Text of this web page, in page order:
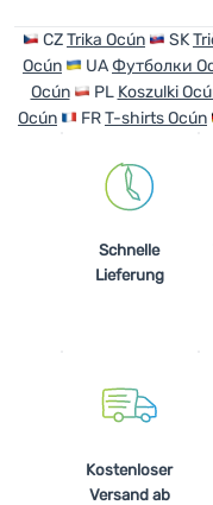
CZTrika Ocún SK
Ocún
UAФутболки
Ocún
PL Koszulki
Ocún
FRT-shirts Ocún
Schnelle
Lieferung
Kostenloser
Versand ab